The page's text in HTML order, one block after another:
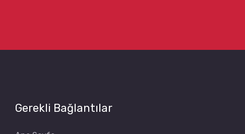
Gerekli Bağlantılar